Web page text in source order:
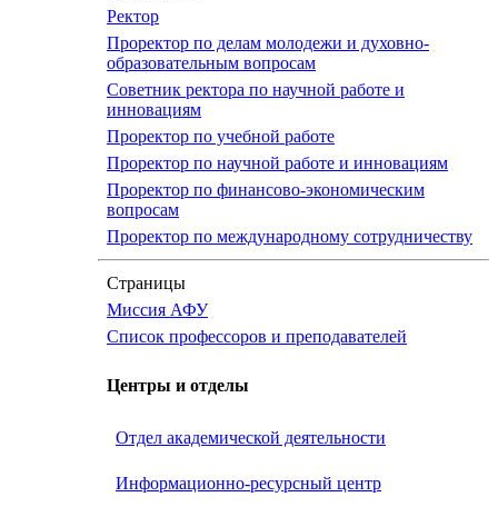
Ректор
Проректор по делам молодежи и духовно-
образовательным вопросам
Советник ректора по научной работе и
инновациям
Проректор по учебной работе
Проректор по научной работе и инновациям
Проректор по финансово-экономическим
вопросам
Проректор по международному сотрудничеству
Страницы
Миссия АФУ
Список профессоров и преподавателей
Центры и отделы
Отдел академической деятельности
Информационно-ресурсный центр